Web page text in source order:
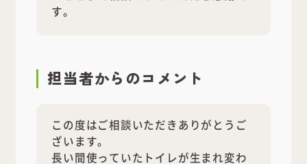
す。
担当者からのコメント
この度はご相談いただきありがとうご
ざいます。
長い間使っていたトイレが生まれ変わ